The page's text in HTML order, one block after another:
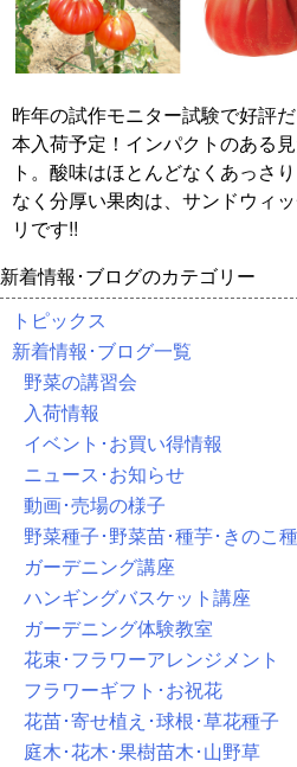
昨年の試作モニター試験で好評
本入荷予定！インパクトのある
ト。酸味はほとんどなくあっさ
なく分厚い果肉は、サンドウィ
リです!!
新着情報･ブログのカテゴリー
トピックス
新着情報･ブログ一覧
野菜の講習会
入荷情報
イベント･お買い得情報
ニュース･お知らせ
動画･売場の様子
野菜種子･野菜苗･種芋･きのこ
ガーデニング講座
ハンギングバスケット講座
ガーデニング体験教室
花束･フラワーアレンジメント
フラワーギフト･お祝花
花苗･寄せ植え･球根･草花種子
庭木･花木･果樹苗木･山野草